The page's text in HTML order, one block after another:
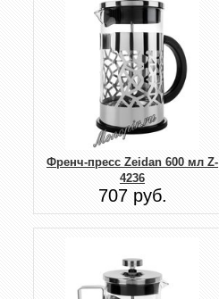
Френч-пресс Zeidan 600 мл Z-
4236
707 руб.